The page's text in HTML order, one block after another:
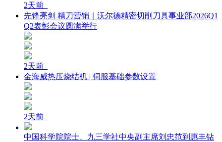
2天前
先锋亮剑 精刀营销｜沃尔德精密切削刀具事业部2026Q1
Q2表彰会议圆满举行
2天前
金海威热压烧结机 | 伺服基础参数设置
2天前
中国科学院院士、九三学社中央副主席刘忠范到惠丰钻